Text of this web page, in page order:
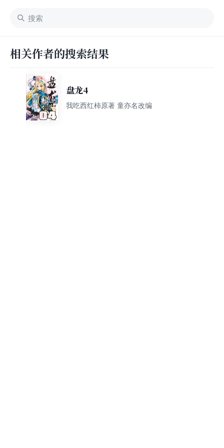
相关作者的搜索结果
盘龙4
我吃西红柿原著 童亦名改编